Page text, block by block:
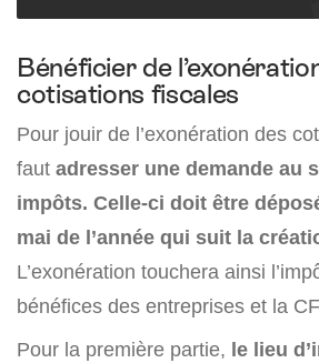
Bénéficier de
cotisations fiscales
Pour jouir de l’exonération des
faut adresser une demande au
impôts. Celle-ci doit être
mai de l’année qui suit la
L’exonération touchera ainsi
bénéfices des entreprises et la
Pour la première partie, le lieu